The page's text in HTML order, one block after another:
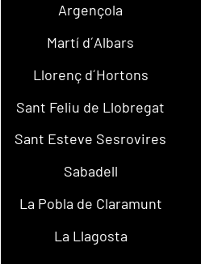
Argençola
Martí d´Albars
Llorenç d´Hortons
Sant Feliu de Llobregat
Sant Esteve Sesrovires
Sabadell
La Pobla de Claramunt
La Llagosta